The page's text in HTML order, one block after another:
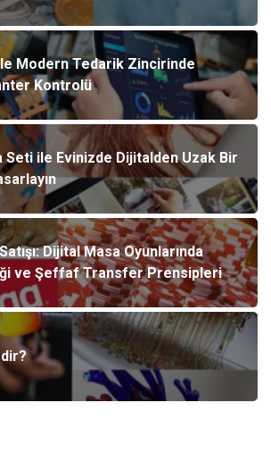
Modern Tedarik Zincirinde
Kontrolü
Seti ile Evinizde Dijitalden Uzak Bir
Dijital Masa Oyunlarında
ve Şeffaf Transfer Prensipleri